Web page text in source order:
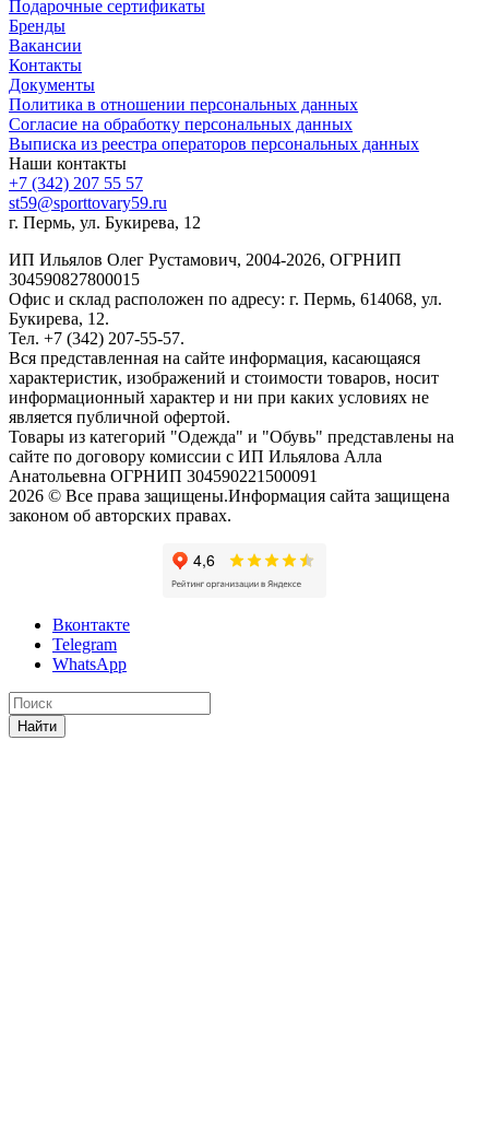
Подарочные сертификаты
Бренды
Вакансии
Контакты
Документы
Политика в отношении персональных данных
Согласие на обработку персональных данных
Выписка из реестра операторов персональных данных
Наши контакты
+7 (342) 207 55 57
st59@sporttovary59.ru
г. Пермь, ул. Букирева, 12
ИП Ильялов Олег Рустамович, 2004-2026, ОГРНИП
304590827800015
Офис и склад расположен по адресу: г. Пермь, 614068, ул.
Букирева, 12.
Тел. +7 (342) 207-55-57.
Вся представленная на сайте информация, касающаяся
характеристик, изображений и стоимости товаров, носит
информационный характер и ни при каких условиях не
является публичной офертой.
Товары из категорий "Одежда" и "Обувь" представлены на
сайте по договору комиссии с ИП Ильялова Алла
Анатольевна ОГРНИП 304590221500091
2026 © Все права защищены.Информация сайта защищена
законом об авторских правах.
Вконтакте
Telegram
WhatsApp
Найти